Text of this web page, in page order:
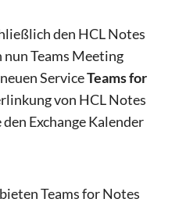
den HCL Notes
Teams Meeting
ServiceTeams for
von HCL Notes
Exchange Kalender
Teams for Notes